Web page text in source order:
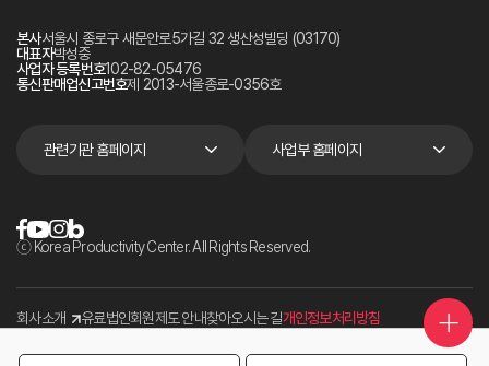
본사서울시 종로구 새문안로5가길 32 생산성빌딩 (03170)
대표자박성중
사업자 등록번호102-82-05476
통신판매업신고번호제 2013-서울종로-0356호
관련기관 홈페이지 사업부 홈페이지
ⓒ Korea Productivity Center. All Rights Reserved.
회사소개 유료법인회원제도 안내찾아오시는 길개인정보처리방침